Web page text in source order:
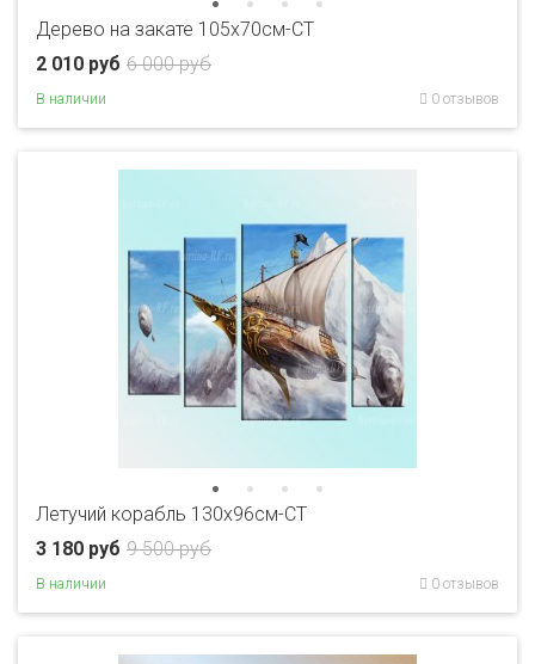
Дерево на закате 105х70см-CT
6 000 руб
2 010 руб
В наличии 0 отзывов
Летучий корабль 130х96см-CT
9 500 руб
3 180 руб
В наличии 0 отзывов